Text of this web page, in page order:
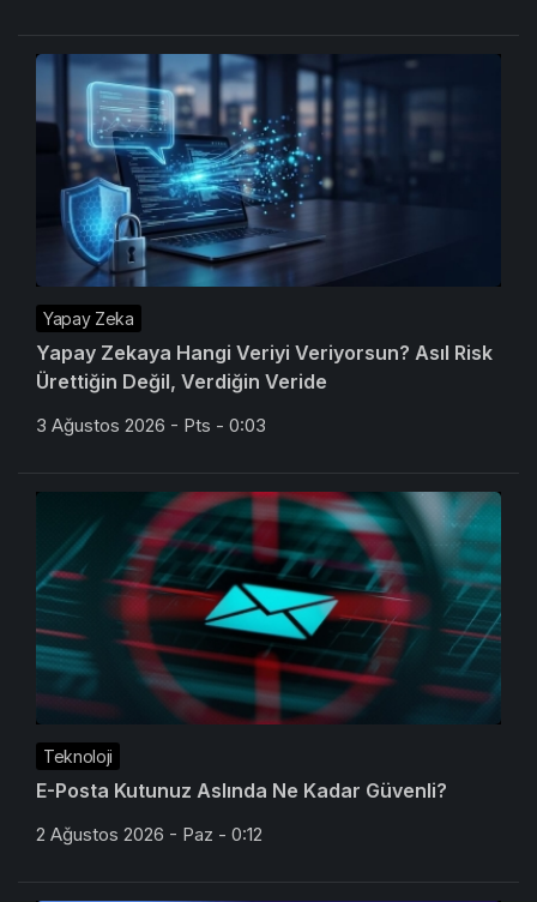
Yapay Zeka
Yapay Zekaya Hangi Veriyi Veriyorsun? Asıl Risk
Ürettiğin Değil, Verdiğin Veride
3 Ağustos 2026 - Pts - 0:03
Teknoloji
E-Posta Kutunuz Aslında Ne Kadar Güvenli?
2 Ağustos 2026 - Paz - 0:12